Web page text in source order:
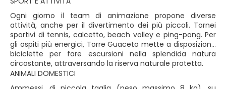
Ogni giorno il team di animazione propone diverse
attività, anche per il divertimento dei più piccoli. Tornei
sportivi di tennis, calcetto, beach volley e ping-pong. Per
gli ospiti più energici, Torre Guaceto mette a disposizione
biciclette per fare escursioni nella splendida natura
circostante, attraversando la riserva naturale protetta.
ANIMALI DOMESTICI